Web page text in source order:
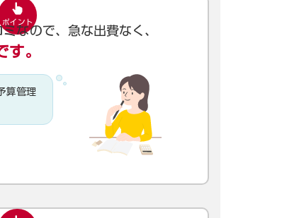
なので、急な出費なく、
。
算管理